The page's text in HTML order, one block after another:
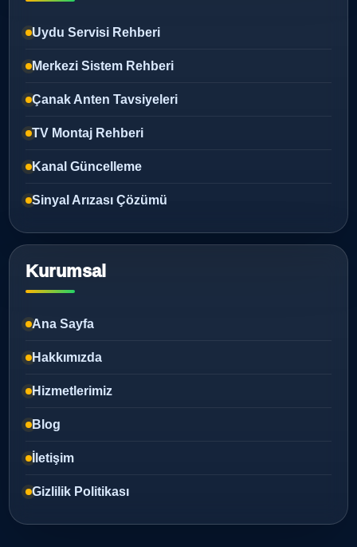
Uydu Servisi Rehberi
Merkezi Sistem Rehberi
Çanak Anten Tavsiyeleri
TV Montaj Rehberi
Kanal Güncelleme
Sinyal Arızası Çözümü
Kurumsal
Ana Sayfa
Hakkımızda
Hizmetlerimiz
Blog
İletişim
Gizlilik Politikası